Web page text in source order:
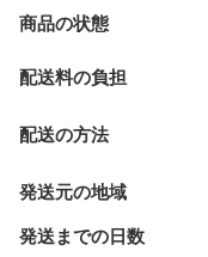
商品の状態
配送料の負担
配送の方法
発送元の地域
発送までの日数